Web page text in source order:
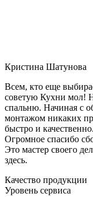
Кристина Шатунова
Всем, кто еще
советую Кухни мол!
спальню. Начиная с
монтажом никаких
быстро и
Огромное спасибо
Это мастер своего
здесь.
Качество продукции
Уровень сервиса